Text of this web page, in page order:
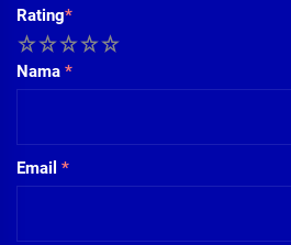
Rating*
5
4
3
2
Nama *
Email *